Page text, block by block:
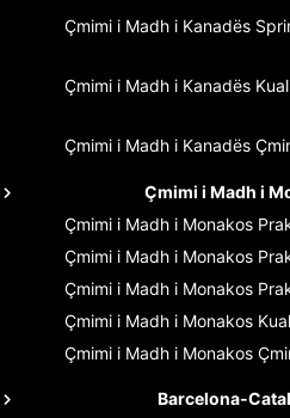
Çmimi i Madh i Kanadës
Çmimi i Madh i Kanadës
Çmimi i Madh i Kanadës
Çmimi i Madh i
Çmimi i Madh i Monakos
Çmimi i Madh i Monakos
Çmimi i Madh i Monakos
Çmimi i Madh i Monakos
Çmimi i Madh i Monakos
Barcelona-